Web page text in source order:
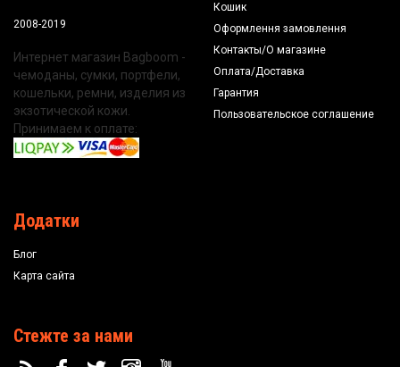
2008-2019
Интернет магазин Bagboom -
чемоданы, сумки, портфели,
кошельки, ремни, изделия из
экзотической кожи.
Принимаем к оплате:
Кошик
Оформлення замовлення
Контакты/О магазине
Оплата/Доставка
Гарантия
Пользовательское соглашение
Додатки
Блог
Карта сайта
Стежте за нами